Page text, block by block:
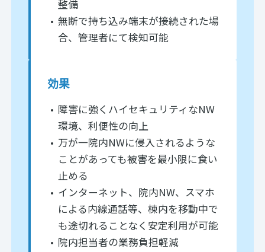
整備
無断で持ち込み端末が接続された場
合、管理者にて検知可能
効果
障害に強くハイセキュリティなNW
環境、利便性の向上
万が一院内NWに侵入されるような
ことがあっても被害を最小限に食い
止める
インターネット、院内NW、スマホ
による内線通話等、棟内を移動中で
も途切れることなく安定利用が可能
院内担当者の業務負担軽減